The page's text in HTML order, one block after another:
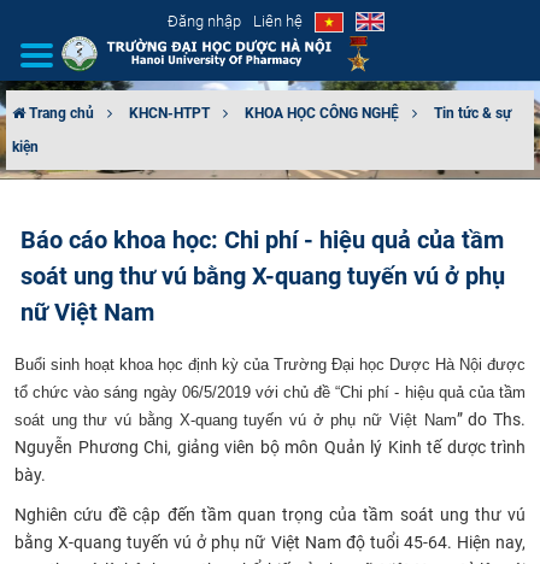
Đăng nhập Liên hệ
GIỚI THIỆU
TUYỂN SINH
ĐẢM BẢO CHẤT LƯỢNG
KHOA HỌC CÔNG NGHỆ
HTQT
Trang chủ KHCN-HTPT KHOA HỌC CÔNG NGHỆ
Tin tức & sự
kiện
Báo cáo khoa học: Chi phí - hiệu quả của tầm
soát ung thư vú bằng X-quang tuyến vú ở phụ
nữ Việt Nam
Buổi sinh hoạt khoa học định kỳ của Trường Đại học Dược Hà Nội được
tổ chức vào sáng ngày 06/5/2019 với chủ đề “Chi phí - hiệu quả của tầm
soát ung thư vú bằng X-quang tuyến vú ở phụ nữ Việt Nam” do Ths.
Nguyễn Phương Chi, giảng viên bộ môn Quản lý Kinh tế dược trình
bày.
Nghiên cứu đề cập đến tầm quan trọng của tầm soát ung thư vú
bằng X-quang tuyến vú ở phụ nữ Việt Nam độ tuổi 45-64. Hiện nay,